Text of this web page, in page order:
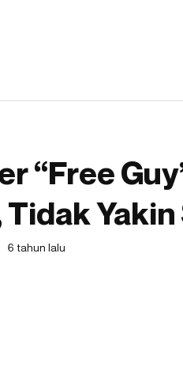
“Free
Tidak
6 tahun lalu